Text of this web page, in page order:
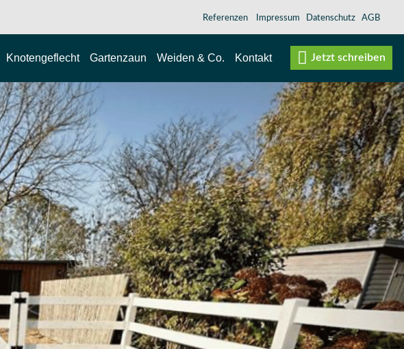
Referenzen Impressum Datenschutz AGB
Jetzt schreiben
Knotengeflecht Gartenzaun Weiden & Co. Kontakt